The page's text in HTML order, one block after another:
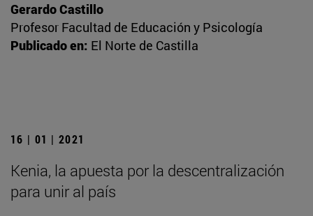
Gerardo Castillo
Profesor Facultad de Educación y Psicología
Publicado en: El Norte de Castilla
16 | 01 | 2021
Kenia, la apuesta por la descentralización
para unir al país